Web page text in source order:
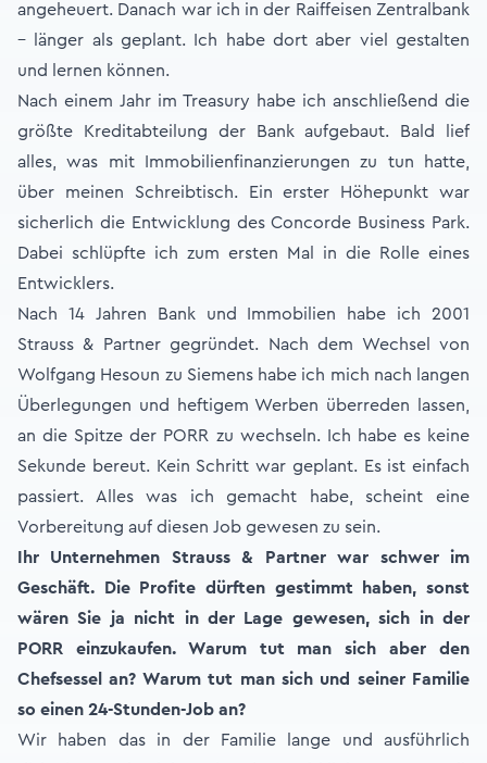
angeheuert. Danach war ich in der Raiffeisen Zentralbank
– länger als geplant. Ich habe dort aber viel gestalten
und lernen können.
Nach einem Jahr im Treasury habe ich anschließend die
größte Kreditabteilung der Bank aufgebaut. Bald lief
alles, was mit Immobilienfinanzierungen zu tun hatte,
über meinen Schreibtisch. Ein erster Höhepunkt war
sicherlich die Entwicklung des Concorde Business Park.
Dabei schlüpfte ich zum ersten Mal in die Rolle eines
Entwicklers.
Nach 14 Jahren Bank und Immobilien habe ich 2001
Strauss & Partner gegründet. Nach dem Wechsel von
Wolfgang Hesoun zu Siemens habe ich mich nach langen
Überlegungen und heftigem Werben überreden lassen,
an die Spitze der PORR zu wechseln. Ich habe es keine
Sekunde bereut. Kein Schritt war geplant. Es ist einfach
passiert. Alles was ich gemacht habe, scheint eine
Vorbereitung auf diesen Job gewesen zu sein.
Ihr Unternehmen Strauss & Partner war schwer im
Geschäft. Die Profite dürften gestimmt haben, sonst
wären Sie ja nicht in der Lage gewesen, sich in der
PORR einzukaufen. Warum tut man sich aber den
Chefsessel an? Warum tut man sich und seiner Familie
so einen 24-Stunden-Job an?
Wir haben das in der Familie lange und ausführlich